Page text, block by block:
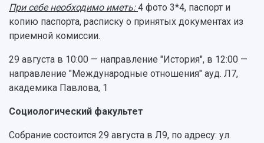
При себе необходимо иметь:4 фото 3*4, паспорт и
копию паспорта, расписку о принятых документах из
приемной комиссии.
29 августа в 10:00 — направление "История", в 12:00 —
направление "Международные отношения" ауд. Л7,
академика Павлова, 1
Социологический факультет
Собрание состоится 29 августа в Л9, по адресу: ул.